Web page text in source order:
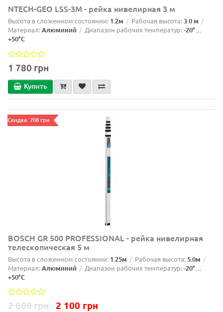
NTECH-GEO LSS-3M - рейка нивелирная 3 м
Высота в сложенном состоянии: 1.2м Рабочая высота:3.0 м
Материал:Алюминий Диапазон рабочих температур:-20°…
+50°C
1 780 грн
Купить
Скидка: 708 грн
BOSCH GR 500 PROFESSIONAL - рейка нивелирная
телескопическая 5 м
Высота в сложенном состоянии: 1.25м Рабочая высота: 5.0м
Материал:Алюминий Диапазон рабочих температур:-20°…
+50°C
2 808 грн 2 100 грн